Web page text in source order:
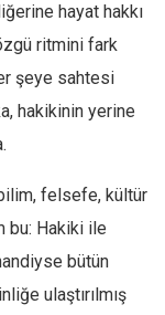
hayat hakkı
ritmini fark
şeye sahtesi
hakikinin yerine
felsefe, kültür
bu: Hakiki ile
bütün
ulaştırılmış